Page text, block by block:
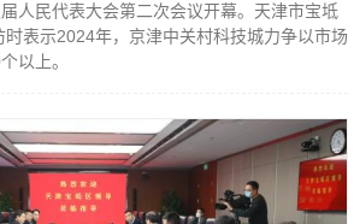
人民代表大会第二次会议开幕。天津市宝坻
时表示2024年，京津中关村科技城力争以市场
以上。